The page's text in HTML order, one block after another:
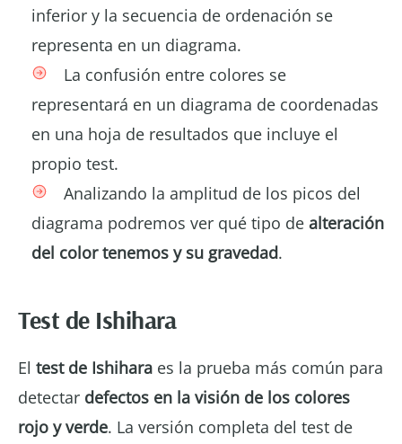
inferior y la secuencia de ordenación se
representa en un diagrama.
La confusión entre colores se
representará en un diagrama de coordenadas
en una hoja de resultados que incluye el
propio test.
Analizando la amplitud de los picos del
diagrama podremos ver qué tipo de alteración
del color tenemos y su gravedad.
Test de Ishihara
El test de Ishihara es la prueba más común para
detectar defectos en la visión de los colores
rojo y verde. La versión completa del test de